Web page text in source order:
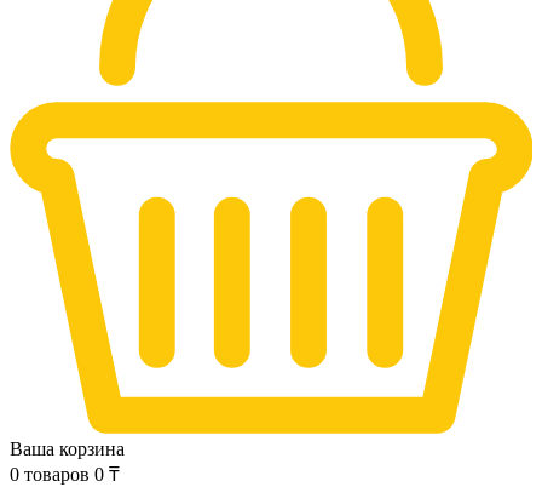
Ваша корзина
0 товаров 0 ₸